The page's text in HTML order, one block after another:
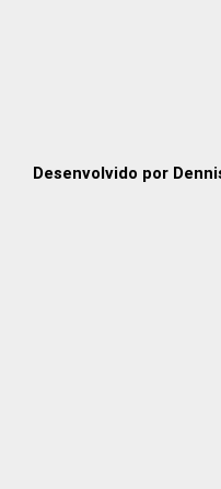
Desenvolvido por